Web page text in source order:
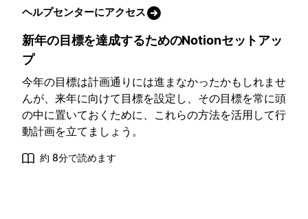
ヘルプセンターにアクセス
新年の目標を達成するためのNotionセットアッ
プ
今年の目標は計画通りには進まなかったかもしれませ
んが、来年に向けて目標を設定し、その目標を常に頭
の中に置いておくために、これらの方法を活用して行
動計画を立てましょう。
約 8分で読めます